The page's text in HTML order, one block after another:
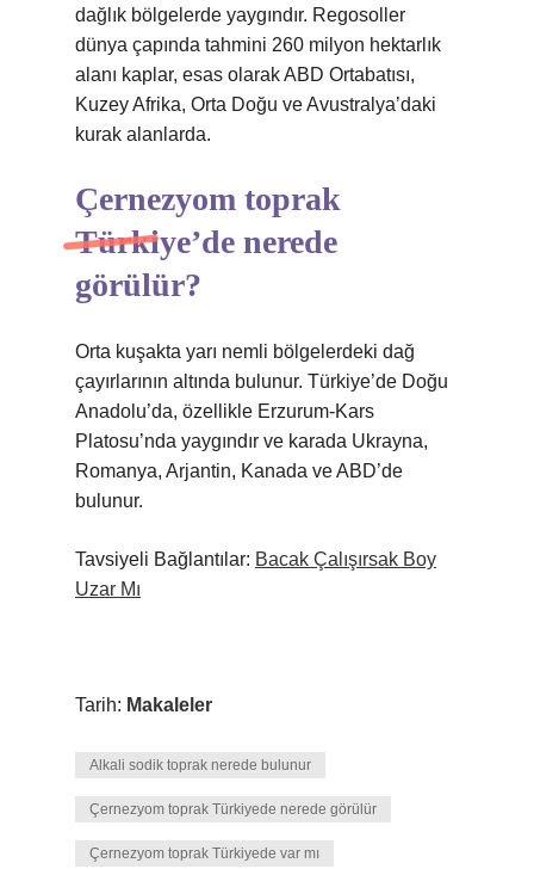
dağlık bölgelerde yaygındır. Regosoller
dünya çapında tahmini 260 milyon hektarlık
alanı kaplar, esas olarak ABD Ortabatısı,
Kuzey Afrika, Orta Doğu ve Avustralya’daki
kurak alanlarda.
Çernezyom toprak
Türkiye’de nerede
görülür?
Orta kuşakta yarı nemli bölgelerdeki dağ
çayırlarının altında bulunur. Türkiye’de Doğu
Anadolu’da, özellikle Erzurum-Kars
Platosu’nda yaygındır ve karada Ukrayna,
Romanya, Arjantin, Kanada ve ABD’de
bulunur.
Tavsiyeli Bağlantılar: Bacak Çalışırsak Boy
Uzar Mı
Tarih: Makaleler
Alkali sodik toprak nerede bulunur
Çernezyom toprak Türkiyede nerede görülür
Çernezyom toprak Türkiyede var mı